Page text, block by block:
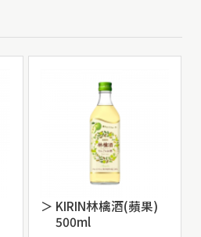
KIRIN林檎酒(蘋果)
500ml